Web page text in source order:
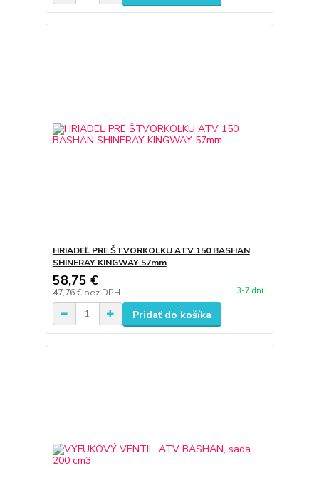
HRIADEĽ PRE ŠTVORKOLKU ATV 150 BASHAN
SHINERAY KINGWAY 57mm
58,75 €
47,76 € bez DPH 3-7 dní
Pridať do košíka